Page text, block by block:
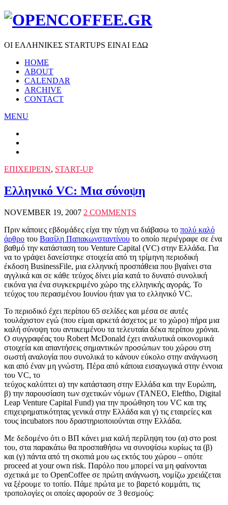
ΟΙ ΕΛΛΗΝΙΚΕΣ STARTUPS ΕΙΝΑΙ ΕΔΩ
HOME
ABOUT
CALENDAR
ARCHIVE
CONTACT
MENU
ΕΠΙΧΕΙΡΕΊΝ, START-UP
Ελληνικό VC: Μια σύνοψη
NOVEMBER 19, 2007 2 COMMENTS
Πριν κάποιες εβδομάδες είχα την τύχη να διάβασω το πολύ καλό
άρθρο του Βασίλη Παπακωνσταντίνου το οποίο περιέγραφε σε ένα
βαθμό την κατάσταση του Venture Capital (VC) στην Ελλάδα. Για
να το γράψει δανείστηκε στοιχεία από τη τρίμηνη περιοδική
έκδοση BusinessFile, μια ελληνική προσπάθεια που βγαίνει στα
αγγλικά και σε κάθε τεύχος δίνει μία κατά το δυνατό συνολική
εικόνα για ένα συγκεκριμένο χώρο της ελληνικής αγοράς. Το
τεύχος του περασμένου Ιουνίου ήταν για το ελληνικό VC.
Το περιοδικό έχει περίπου 65 σελίδες και μέσα σε αυτές
τουλάχιστον εγώ (που είμαι αρκετά άσχετος με το χώρο) πήρα μια
καλή σύνοψη του αντικειμένου τα τελευταία δέκα περίπου χρόνια.
Ο συγγραφέας του Robert McDonald έχει αναλυτικά οικονομικά
στοιχεία και απαντήσεις σημαντικών προσώπων του χώρου στη
σωστή αναλογία που συνολικά το κάνουν εύκολο στην ανάγνωση
και από έναν μη γνώστη. Πέρα από κάποια εισαγωγικά στην έννοια
του VC, το
τεύχος καλύπτει α) την κατάσταση στην Ελλάδα και την Ευρώπη,
β) την παρουσίαση των σχετικών νόμων (ΤΑΝΕΟ, Eleftho, Digital
Leap Venture Capital Fund) για την προώθηση του VC και της
επιχειρηματικότητας γενικά στην Ελλάδα και γ) τις εταιρείες και
τους incubators που δραστηριοποιούνται στην Ελλάδα.
Με δεδομένο ότι ο ΒΠ κάνει μια καλή περίληψη του (α) στο post
του, στα παρακάτω θα προσπαθήσω να συνοψίσω κυρίως τα (β)
και (γ) πάντα από τη σκοπιά μου ως εκτός του χώρου – οπότε
proceed at your own risk. Παρόλο που μπορεί να μη φαίνονται
σχετικά με το OpenCoffee σε πρώτη ανάγνωση, νομίζω χρειάζεται
να ξέρουμε το τοπίο. Πάμε πρώτα με το βαρετό κομμάτι, τις
τροπολογίες οι οποίες αφορούν σε 3 θεσμούς: